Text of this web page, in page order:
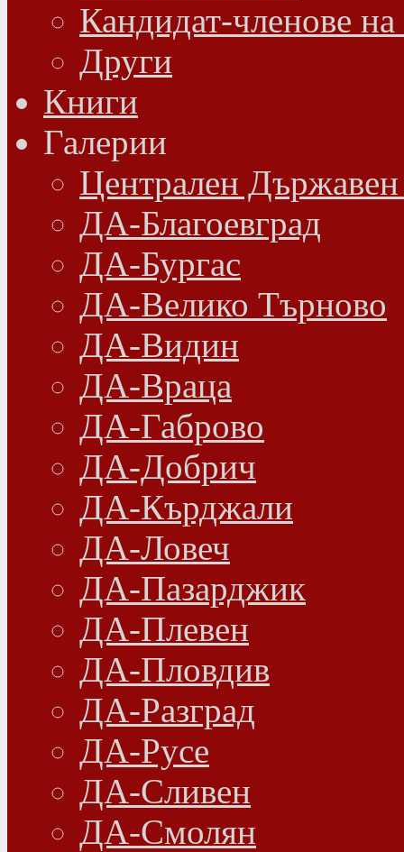
Кандидат-членове
Други
Книги
Галерии
Централен
ДА-Благоевград
ДА-Бургас
ДА-Велико Търново
ДА-Видин
ДА-Враца
ДА-Габрово
ДА-Добрич
ДА-Кърджали
ДА-Ловеч
ДА-Пазарджик
ДА-Плевен
ДА-Пловдив
ДА-Разград
ДА-Русе
ДА-Сливен
ДА-Смолян